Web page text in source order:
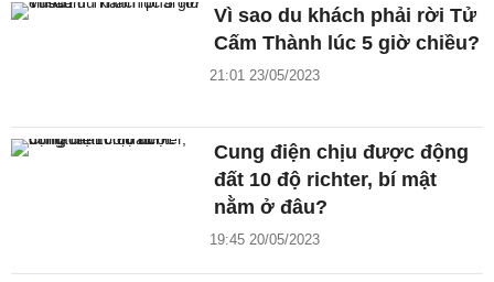
Vì sao du khách phải rời Tử
Cấm Thành lúc 5 giờ chiều?
21:01 23/05/2023
Cung điện chịu được động
đất 10 độ richter, bí mật
nằm ở đâu?
19:45 20/05/2023